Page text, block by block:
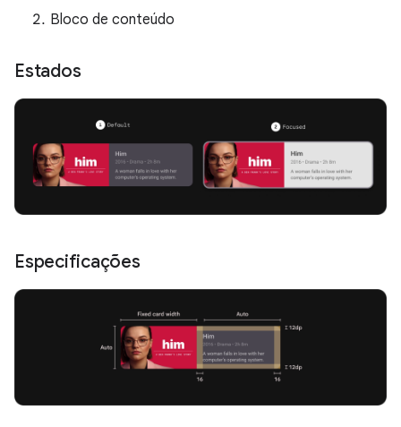
Bloco de conteúdo
Estados
Especificações